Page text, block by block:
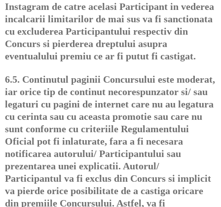
Instagram de catre acelasi Participant in vederea
incalcarii limitarilor de mai sus va fi sanctionata
cu excluderea Participantului respectiv din
Concurs si pierderea dreptului asupra
eventualului premiu ce ar fi putut fi castigat.
6.5. Continutul paginii Concursului este moderat,
iar orice tip de continut necorespunzator si/ sau
legaturi cu pagini de internet care nu au legatura
cu cerinta sau cu aceasta promotie sau care nu
sunt conforme cu criteriile Regulamentului
Oficial pot fi inlaturate, fara a fi necesara
notificarea autorului/ Participantului sau
prezentarea unei explicatii. Autorul/
Participantul va fi exclus din Concurs si implicit
va pierde orice posibilitate de a castiga oricare
din premiile Concursului. Astfel, va fi